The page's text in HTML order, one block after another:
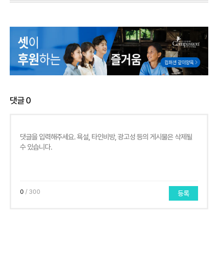
댓글0
0 / 300 등록